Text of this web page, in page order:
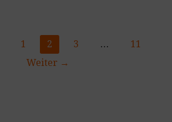
1 2 3 …
11
Weiter →